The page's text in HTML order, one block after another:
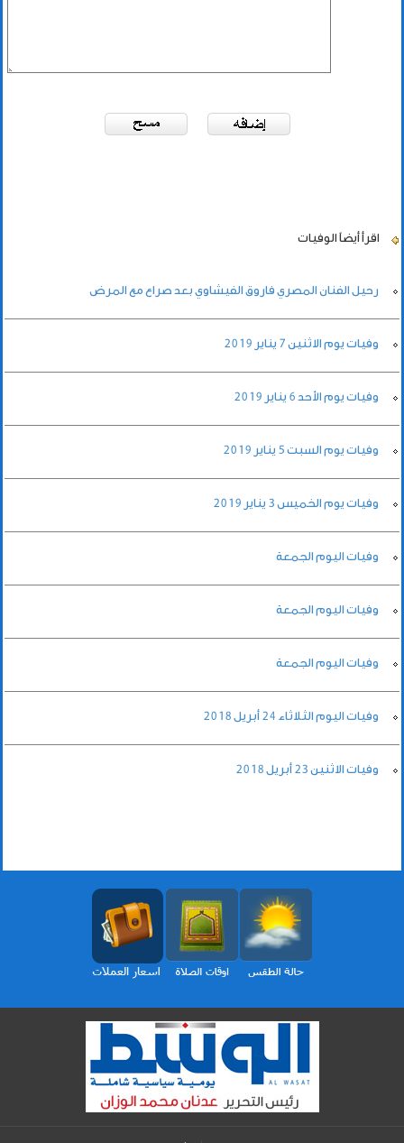
اقرأ أيضاً الوفيات
رحيل الفنان المصري فاروق الفيشاوي بعد صراع مع المرض
وفيات يوم الاثنين 7 يناير 2019
وفيات يوم الأحد 6 يناير 2019
وفيات يوم السبت 5 يناير 2019
وفيات يوم الخميس 3 يناير 2019
وفيات اليوم الجمعة
وفيات اليوم الجمعة
وفيات اليوم الجمعة
وفيات اليوم الثلاثاء 24 أبريل 2018
وفيات الاثنين 23 أبريل 2018